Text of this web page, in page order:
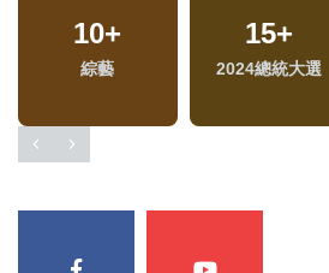
10+
綜藝
15+
2024總統大選